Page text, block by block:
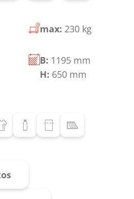
max: 230 kg
B: 1195 mm
H: 650 mm